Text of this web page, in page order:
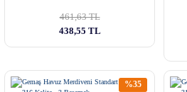
461,63 TL
438,55 TL
%35